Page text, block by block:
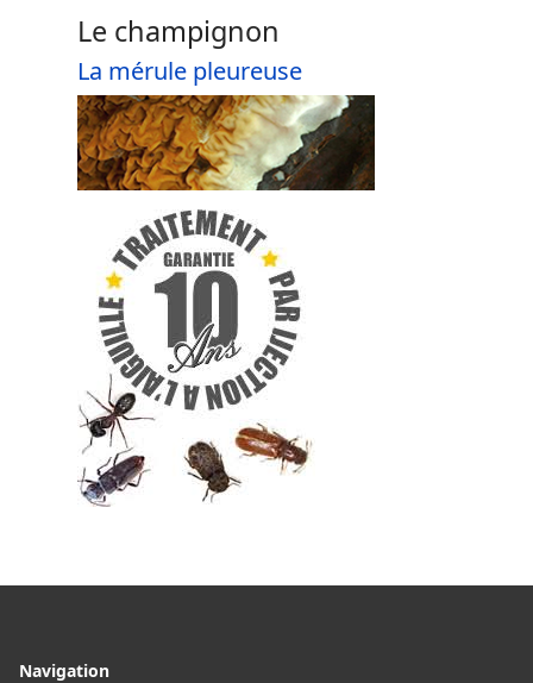
Le champignon
La mérule pleureuse
Navigation